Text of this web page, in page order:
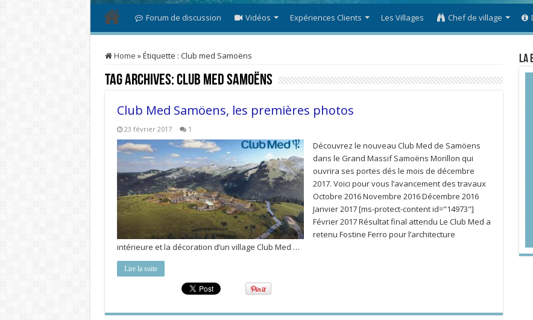
Forum de discussion Vidéos Expériences Clients Les Villages Chef de village
Home »Étiquette : Club med Samoëns
Tag Archives:Club med Samoëns
Club Med Samöens, les premières photos
23 février 2017 1
Découvrez le nouveau Club Med de Samöens
dans le Grand Massif Samoëns Morillon qui
ouvrira ses portes dés le mois de décembre
2017. Voici pour vous l’avancement des travaux
Octobre 2016 Novembre 2016 Décembre 2016
Janvier 2017 [ms-protect-content id="14973"]
Février 2017 Résultat final attendu Le Club Med a
retenu Fostine Ferro pour l’architecture
intérieure et la décoration d’un village Club Med …
Lire la suite
La